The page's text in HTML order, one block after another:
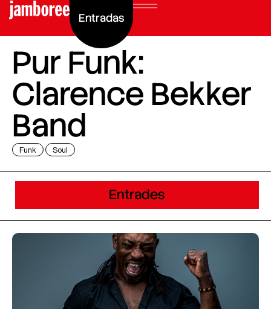
Entradas
Pur Funk:
Clarence Bekker
Band
Funk Soul
Entrades